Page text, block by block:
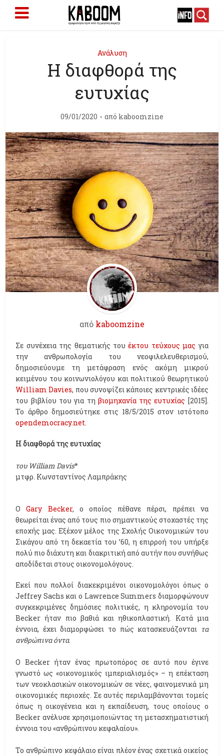
Ανάλυση
Η διαφθορά της
ευτυχίας
09/01/2020 από kaboomzine
από kaboomzine
Σε συνέχεια της θεματικής τουέκτου τεύχους μας για
την ανθρωπολογία του νεοφιλελευθερισμού,
δημοσιεύουμε τη μετάφραση ενός ακόμη μικρού
κειμένου του κοινωνιολόγου και πολιτικού θεωρητικού
William Davies, που συνοψίζει κάποιες κεντρικές ιδέες
του βιβλίου του για τη βιομηχανία της ευτυχίας [2015].
Το άρθρο δημοσιεύτηκε στις 18/5/2015 στον ιστότοπο
opendemocracy.net.
Η διαφθορά της ευτυχίας
του WilliamDavis*
μτφρ. Κωνσταντίνος Λαμπράκης
OGary Becker, ο οποίος πέθανε πέρσι, πρέπει να
θεωρείται ένας από τους πιο σημαντικούς στοχαστές της
εποχής μας. Εξέχον μέλος της Σχολής Οικονομικών του
Σικάγου από τη δεκαετία του ’60, η επιρροή του υπήρξε
πολύ πιο διάχυτη και διακριτική από αυτήν που συνήθως
αποδίδεται στους οικονομολόγους.
Εκεί που πολλοί διακεκριμένοι οικονομολόγοι όπως o
Jeffrey Sachs και ο Lawrence Summers διαμορφώνουν
συγκεκριμένες δημόσιες πολιτικές, η κληρονομία του
Becker ήταν πιο βαθιά και ηθικοπλαστική. Κατά μια
έννοια, έχει διαμορφώσει το πώς κατασκευάζονται τα
ανθρώπινα όντα.
Ο Becker ήταν ένας πρωτοπόρος σε αυτό που έγινε
γνωστό ως «οικονομικός ιμπεριαλισμός» – η επέκταση
των νεοκλασικών οικονομικών σε νέες, φαινομενικά μη
οικονομικές περιοχές. Σε αυτές περιλαμβάνονται τομείς
όπως η οικογένεια και η εκπαίδευση, τους οποίους ο
Becker ανέλυσε χρησιμοποιώντας τη μετασχηματιστική
έννοια του «ανθρώπινου κεφαλαίου».
Το ανθρώπινο κεφάλαιο είναι πλέον ένας σχετικά οικείος